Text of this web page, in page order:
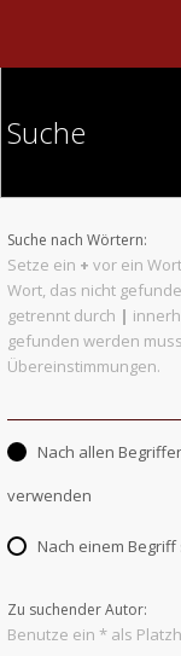
Suche
Suche nach Wörtern:
Setze ein + vor ein
Wort, das nicht
getrennt durch |
gefunden werden
Übereinstimmungen.
Nach allen
verwenden
Nach einem Begriff
Zu suchender Autor:
Benutze ein * als